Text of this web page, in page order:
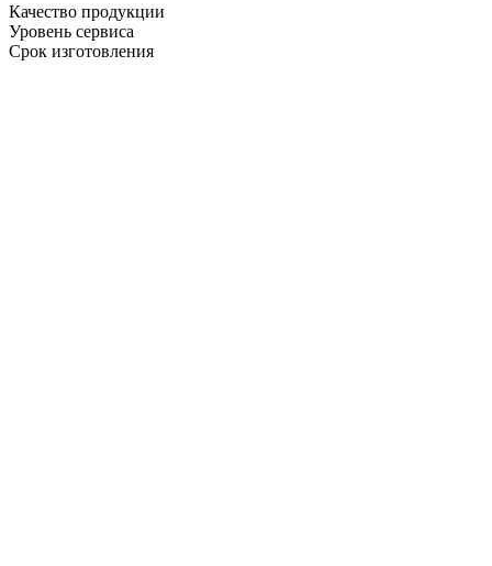
Качество продукции
Уровень сервиса
Срок изготовления